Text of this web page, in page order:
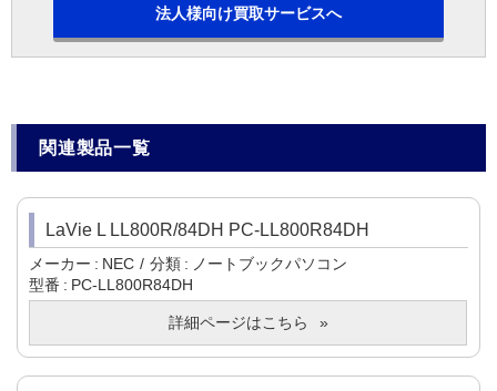
法人様向け買取サービスへ
関連製品一覧
LaVie L LL800R/84DH PC-LL800R84DH
メーカー NEC 分類
ノートブックパソコン
型番
PC-LL800R84DH
詳細ページはこちら